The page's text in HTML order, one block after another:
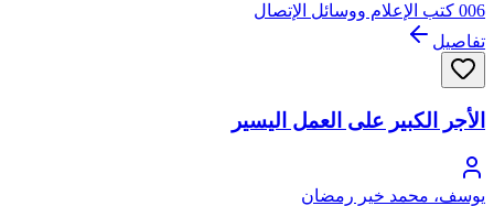
006 كتب الإعلام ووسائل الإتصال
تفاصيل
الأجر الكبير على العمل اليسير
يوسف، محمد خير رمضان